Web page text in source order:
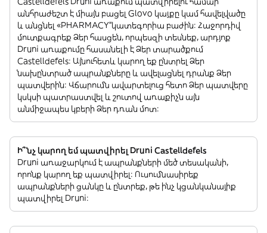
անհրաժեշտ է միայն բացել Glovo կայքը կամ հավելվածը
և անցնել «PHARMACY”կատեգորիա բաժին: Հաջորդիվ
մուտքագրեք Ձեր հասցեն, որպեսզի տեսնեք, արդյոք
Druni առաքումը հասանելի է Ձեր տարածքում
Castelldefels: Այնուհետև կարող եք ընտրել Ձեր
նախընտրած ապրանքները և ավելացնել դրանք Ձեր
պատվերին: Վճարումն ավարտելուց հետո Ձեր պատվերը
կսկսի պատրաստվել և շուտով առաքիչն այն
անմիջապես կբերի Ձեր դռան մոտ:
Ի՞նչ կարող եմ պատվիրել Druni Castelldefels
Druni առաջարկում է ապրանքների մեծ տեսականի,
որոնք կարող եք պատվիրել: Ուսումնասիրեք
ապրանքների ցանկը և ընտրեք, թե ինչ կցանկանայիք
պատվիրել Druni: